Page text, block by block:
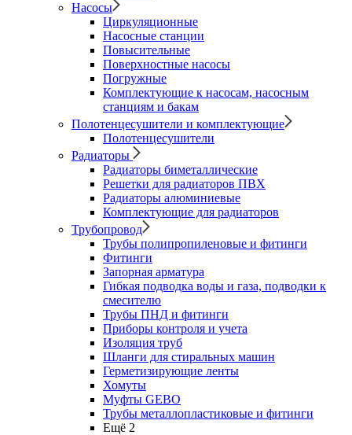
Насосы
Циркуляционные
Насосные станции
Повысительные
Поверхностные насосы
Погружные
Комплектующие к насосам, насосным
станциям и бакам
Полотенцесушители и комплектующие
Полотенцесушители
Радиаторы
Радиаторы биметаллические
Решетки для радиаторов ПВХ
Радиаторы алюминиевые
Комплектующие для радиаторов
Трубопровод
Трубы полипропиленовые и фитинги
Фитинги
Запорная арматура
Гибкая подводка воды и газа, подводки к
смесителю
Трубы ПНД и фитинги
Приборы контроля и учета
Изоляция труб
Шланги для стиральных машин
Герметизирующие ленты
Хомуты
Муфты GEBO
Трубы металлопластиковые и фитинги
Ещё 2